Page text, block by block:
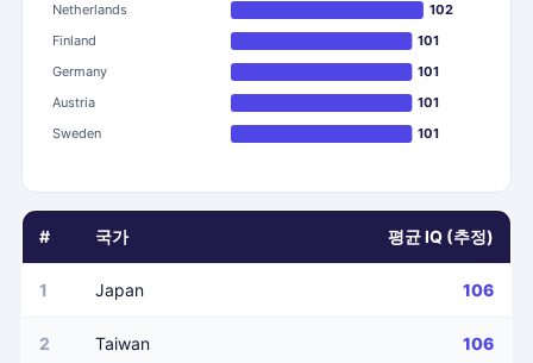
Netherlands
102
Finland
101
Germany
101
Austria
101
Sweden
101
# 국가 평균 IQ (추정)
1 Japan 106
2 Taiwan 106